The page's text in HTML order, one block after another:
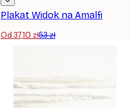
Plakat Widok na Amalfi
Od 37,10 zł53 zł